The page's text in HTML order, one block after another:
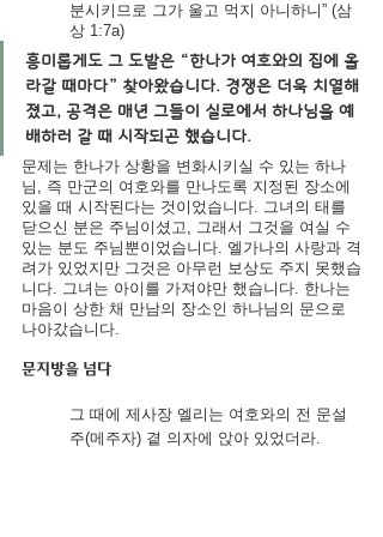
분시키므로 그가 울고 먹지 아니하니” (삼
상 1:7a)
흥미롭게도 그 도발은 “한나가 여호와의 집에 올
라갈 때마다” 찾아왔습니다. 경쟁은 더욱 치열해
졌고, 공격은 매년 그들이 실로에서 하나님을 예
배하러 갈 때 시작되곤 했습니다.
문제는 한나가 상황을 변화시키실 수 있는 하나
님, 즉 만군의 여호와를 만나도록 지정된 장소에
있을 때 시작된다는 것이었습니다. 그녀의 태를
닫으신 분은 주님이셨고, 그래서 그것을 여실 수
있는 분도 주님뿐이었습니다. 엘가나의 사랑과 격
려가 있었지만 그것은 아무런 보상도 주지 못했습
니다. 그녀는 아이를 가져야만 했습니다. 한나는
마음이 상한 채 만남의 장소인 하나님의 문으로
나아갔습니다.
문지방을 넘다
그 때에 제사장 엘리는 여호와의 전 문설
주(메주자) 곁 의자에 앉아 있었더라.